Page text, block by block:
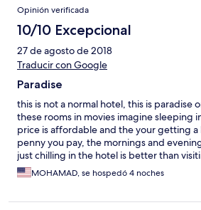
Opinión verificada
10/10 Excepcional
27 de agosto de 2018
Traducir con Google
Paradise
this is not a normal hotel, this is paradise
these rooms in movies imagine sleeping
price is affordable and the your getting
penny you pay, the mornings and
just chilling in the hotel is better than
asturias, i strongly advice for a couple to
room the staff were super nice and very
MOHAMAD, se hospedó 4 noches